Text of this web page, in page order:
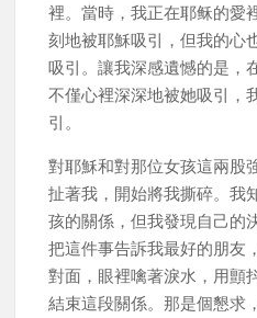
裡。當時，我正在耶稣的愛
刻地被耶穌吸引，但我的心
吸引。讓我深感遺憾的是，
不僅心裡深深地被她吸引，
引。
對耶穌和對那位女孩這兩股
扯著我，開始將我撕碎。我
孩的關係，但我發現自己的
把這件事告訴我最好的朋友
對面，眼裡噙著淚水，用顫
結束這段關係。那是個懇求